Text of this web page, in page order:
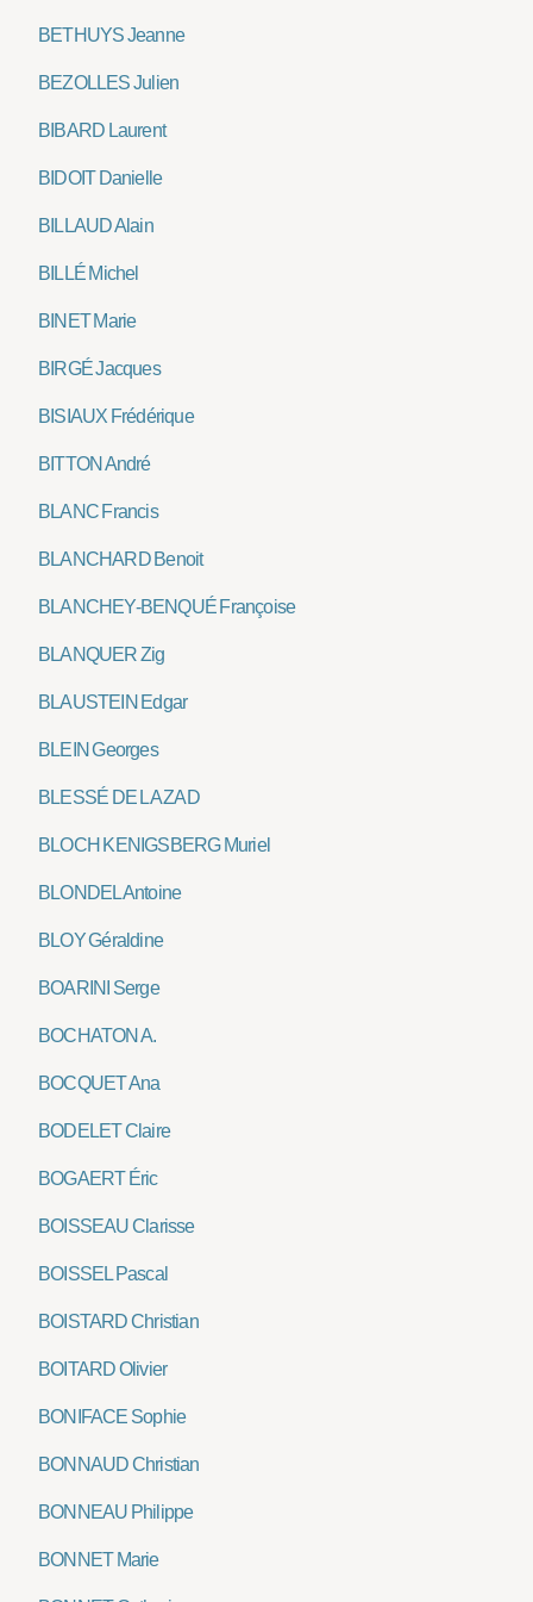
BETHUYS Jeanne
BEZOLLES Julien
BIBARD Laurent
BIDOIT Danielle
BILLAUD Alain
BILLÉ Michel
BINET Marie
BIRGÉ Jacques
BISIAUX Frédérique
BITTON André
BLANC Francis
BLANCHARD Benoit
BLANCHEY-BENQUÉ Françoise
BLANQUER Zig
BLAUSTEIN Edgar
BLEIN Georges
BLESSÉ DE LA ZAD
BLOCH KENIGSBERG Muriel
BLONDEL Antoine
BLOY Géraldine
BOARINI Serge
BOCHATON A.
BOCQUET Ana
BODELET Claire
BOGAERT Éric
BOISSEAU Clarisse
BOISSEL Pascal
BOISTARD Christian
BOITARD Olivier
BONIFACE Sophie
BONNAUD Christian
BONNEAU Philippe
BONNET Marie